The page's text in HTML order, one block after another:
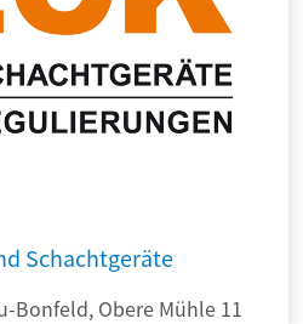
Schachtgeräte
Bonfeld, Obere Mühle 11